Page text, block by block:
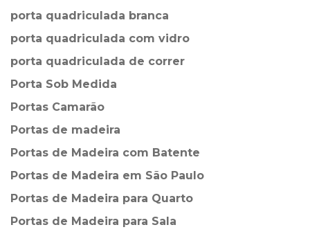
porta quadriculada branca
porta quadriculada com vidro
porta quadriculada de correr
Porta Sob Medida
Portas Camarão
Portas de madeira
Portas de Madeira com Batente
Portas de Madeira em São Paulo
Portas de Madeira para Quarto
Portas de Madeira para Sala